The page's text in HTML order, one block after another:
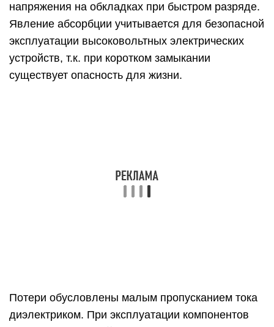
напряжения на обкладках при быстром разряде.
Явление абсорбции учитывается для безопасной
эксплуатации высоковольтных электрических
устройств, т.к. при коротком замыкании
существует опасность для жизни.
оказывает показатель добротности потерь. На
него также влияет рабочая частота. На низких
обратимые, характеризуемые температурным
коэффициентом, и необратимые,